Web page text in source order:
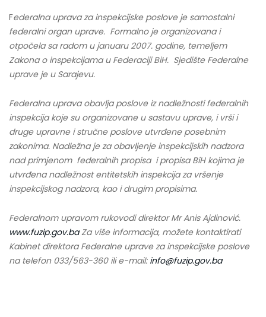
Federalna uprava za inspekcijske poslove je samostalni
federalni organ uprave. Formalno je organizovana i
otpočela sa radom u januaru 2007. godine, temeljem
Zakona o inspekcijama u Federaciji BiH. Sjedište Federalne
uprave je u Sarajevu.
Federalna uprava obavlja poslove iz nadležnosti federalnih
inspekcija koje su organizovane u sastavu uprave, i vrši i
druge upravne i stručne poslove utvrđene posebnim
zakonima. Nadležna je za obavljenje inspekcijskih nadzora
nad primjenom federalnih propisa i propisa BiH kojima je
utvrđena nadležnost entitetskih inspekcija za vršenje
inspekcijskog nadzora, kao i drugim propisima.
Federalnom upravom rukovodi direktor Mr Anis Ajdinović.
www.fuzip.gov.ba Za više informacija, možete kontaktirati
Kabinet direktora Federalne uprave za inspekcijske poslove
na telefon 033/563-360 ili e-mail: info@fuzip.gov.ba